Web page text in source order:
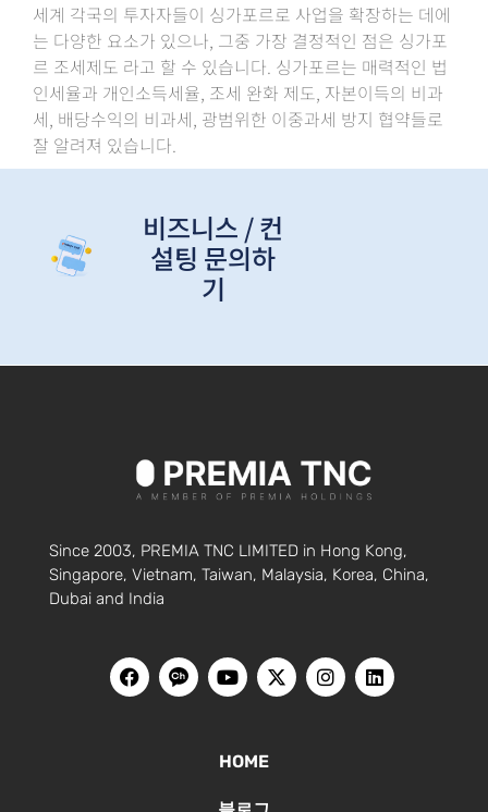
세계 각국의 투자자들이 싱가포르로 사업을 확장하는 데에
는 다양한 요소가 있으나, 그중 가장 결정적인 점은 싱가포
르 조세제도 라고 할 수 있습니다. 싱가포르는 매력적인 법
인세율과 개인소득세율, 조세 완화 제도, 자본이득의 비과
세, 배당수익의 비과세, 광범위한 이중과세 방지 협약들로
잘 알려져 있습니다.
비즈니스 / 컨
설팅 문의하
기
Since 2003, PREMIA TNC LIMITED in Hong Kong,
Singapore, Vietnam, Taiwan, Malaysia, Korea, China,
Dubai and India
HOME